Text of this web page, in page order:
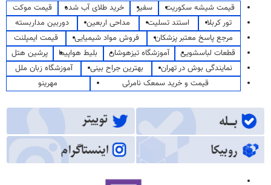
قیمت شیشه سکوریت سفیر خرید طلای آب شده
قیمت موکت
تور کربلا
استند تسلیت مداحی اربعین
دوربین مداربسته
مرجع پاسخ معتبر پزشکان
فروش مواد شیمیایی
قیمت ایمپلنت
قطعات لباسشویی
آموزشگاه تیزهوشان بلیط هواپیما
پرشین هتل
نمایندگی بوش در تهران
بهترین جراح بینی
آموزشگاه زبان ملل
قیمت و خرید سمعک نامرئی
مهرینو